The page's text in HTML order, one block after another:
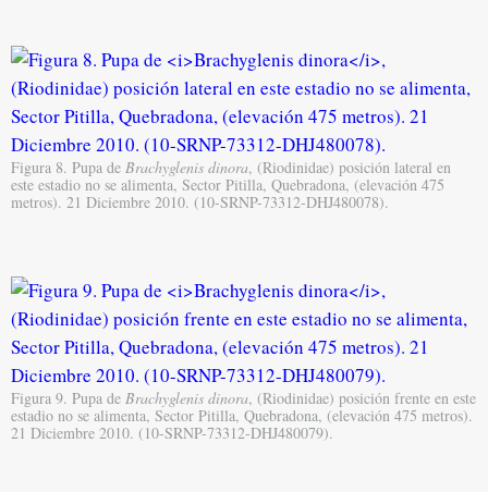
Figura 8. Pupa de Brachyglenis dinora, (Riodinidae) posición lateral en
este estadio no se alimenta, Sector Pitilla, Quebradona, (elevación 475
metros). 21 Diciembre 2010. (10-SRNP-73312-DHJ480078).
Figura 9. Pupa de Brachyglenis dinora, (Riodinidae) posición frente en este
estadio no se alimenta, Sector Pitilla, Quebradona, (elevación 475 metros).
21 Diciembre 2010. (10-SRNP-73312-DHJ480079).